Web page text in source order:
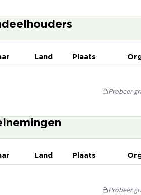
Land Plaats
Probeer
Land Plaats
Probeer